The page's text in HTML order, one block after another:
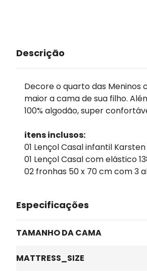
Descrição
Decore o quarto das
maior a cama de sua filho.
100% algodão, super
itens inclusos:
01 Lençol Casal infantil
01 Lençol Casal com elástico
02 fronhas 50 x 70 cm com 3
Especificações
TAMANHO DA CAMA
MATTRESS_SIZE